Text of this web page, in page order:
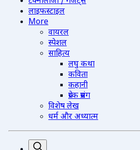
लाइफस्टाइल
More
वायरल
स्पेशल
साहित्य
लघु कथा
कविता
कहानी
प्रेरक प्रसंग
विशेष लेख
धर्म और अध्यात्म